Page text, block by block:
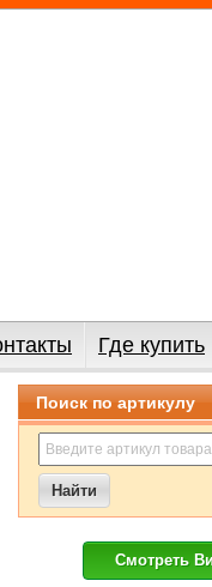
Где купить
Поиск по артикулу
Смотреть